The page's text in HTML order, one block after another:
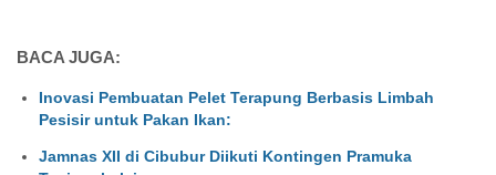
BACA JUGA:
Inovasi Pembuatan Pelet Terapung Berbasis Limbah
Pesisir untuk Pakan Ikan:
Jamnas XII di Cibubur Diikuti Kontingen Pramuka